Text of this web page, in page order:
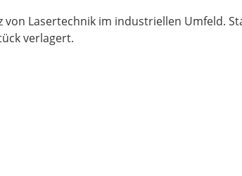
Lasertechnik im industriellen Umfeld.
verlagert.